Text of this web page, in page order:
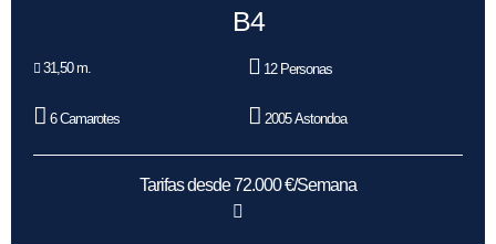
B4
31,50 m. 12 Personas
6 Camarotes 2005 Astondoa
Tarifas desde 72.000 €/Semana